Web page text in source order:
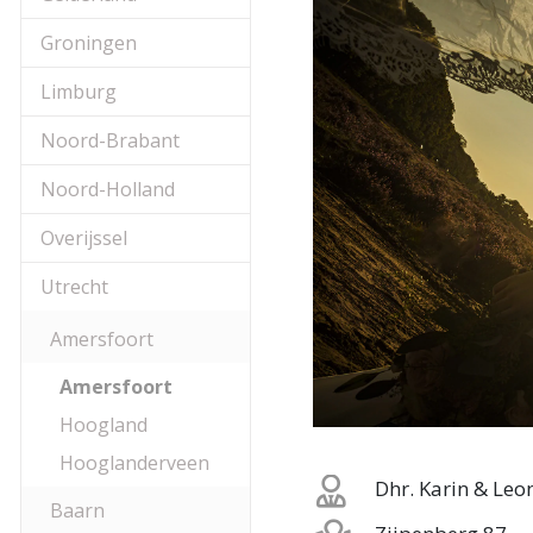
Groningen
Limburg
Noord-Brabant
Noord-Holland
Overijssel
Utrecht
Amersfoort
Amersfoort
Hoogland
Hooglanderveen
Baarn
Dhr. Karin &